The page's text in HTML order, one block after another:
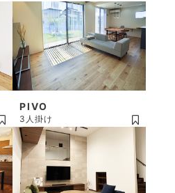
PIVO
3人掛け